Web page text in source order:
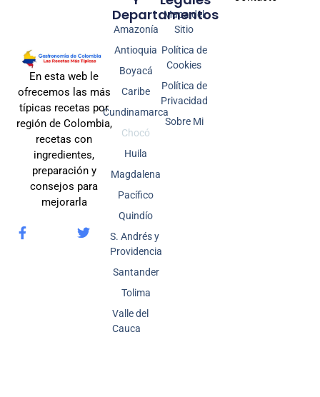
En esta web le
ofrecemos las más
típicas recetas por
región de Colombia,
recetas con
ingredientes,
preparación y
consejos para
mejorarla
Mapa del
Sitio
Política de
Cookies
Política de
Privacidad
Sobre Mi
Departamentos
Amazonía
Antioquia
Boyacá
Caribe
Cundinamarca
Chocó
Huila
Magdalena
Pacífico
Quindío
S. Andrés y
Providencia
Santander
Tolima
Valle del
Cauca